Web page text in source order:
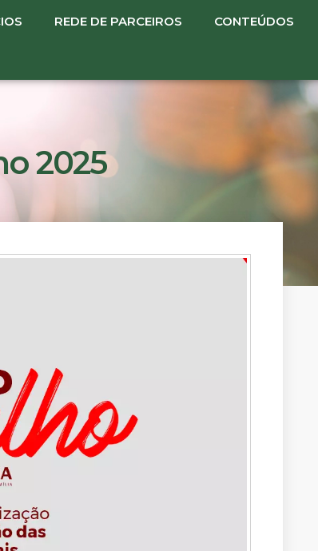
REDE DE PARCEIROS CONTEÚDOS
2025